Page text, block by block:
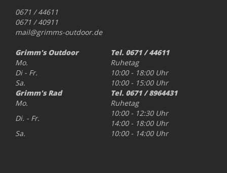
0671 / 44611
0671 / 40911
mail@grimms-outdoor.de
Grimm's Outdoor
Tel. 0671 / 44611
Mo.
Ruhetag
Di - Fr.
10:00 - 18:00 Uhr
Sa.
10:00 - 15:00 Uhr
Grimm's Rad
Tel. 0671 / 8964431
Mo.
Ruhetag
Di. - Fr.
10:00 - 12:30 Uhr
14:00 - 18:00 Uhr
Sa.
10:00 - 14:00 Uhr